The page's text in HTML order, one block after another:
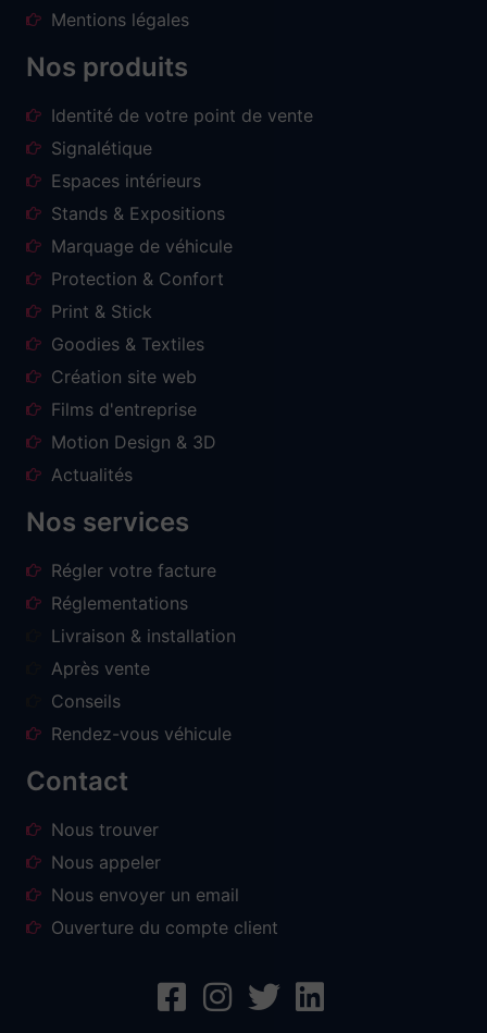
Mentions légales
Nos produits
Identité de votre point de vente
Signalétique
Espaces intérieurs
Stands & Expositions
Marquage de véhicule
Protection & Confort
Print & Stick
Goodies & Textiles
Création site web
Films d'entreprise
Motion Design & 3D
Actualités
Nos services
Régler votre facture
Réglementations
Livraison & installation
Après vente
Conseils
Rendez-vous véhicule
Contact
Nous trouver
Nous appeler
Nous envoyer un email
Ouverture du compte client